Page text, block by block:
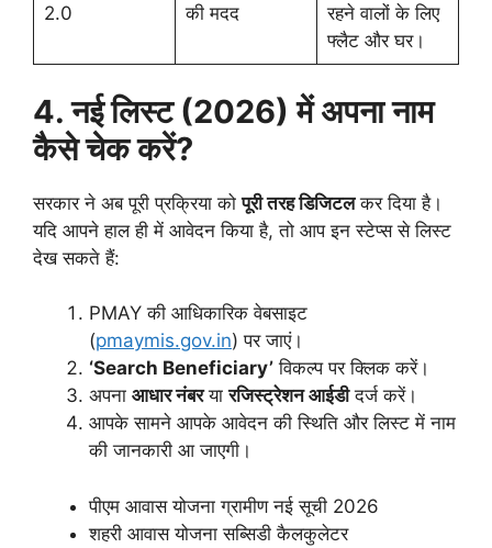
2.0
की मदद
रहने वालों के लिए
फ्लैट और घर।
4. नई लिस्ट (2026) में अपना नाम
कैसे चेक करें?
​सरकार ने अब पूरी प्रक्रिया कोपूरी तरह डिजिटलकर दिया है।
यदि आपने हाल ही में आवेदन किया है, तो आप इन स्टेप्स से लिस्ट
देख सकते हैं:
​PMAY की आधिकारिक वेबसाइट
(pmaymis.gov.in) पर जाएं।
‘Search Beneficiary’ विकल्प पर क्लिक करें।
​अपना आधार नंबरयारजिस्ट्रेशन आईडीदर्ज करें।
​आपके सामने आपके आवेदन की स्थिति और लिस्ट में नाम
की जानकारी आ जाएगी।
पीएम आवास योजना ग्रामीण नई सूची 2026
​शहरी आवास योजना सब्सिडी कैलकुलेटर